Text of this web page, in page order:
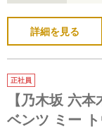
詳細を見る
正社員
【乃木坂 六
ベンツ ミー ト